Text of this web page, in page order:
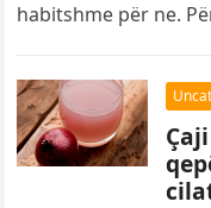
habitshme për ne.